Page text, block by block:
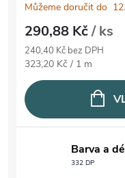
Můžeme doručit do
290,88 Kč/ ks
240,40 Kč bez DPH
Měrná cena:
323,20 Kč / 1 m
Barva a
332 DP